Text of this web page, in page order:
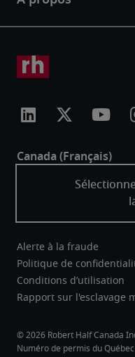
Alerte à la fraude
Politique de
Conditions d’utilisation
Rapport sur l'esclavage
Robert Half Canada